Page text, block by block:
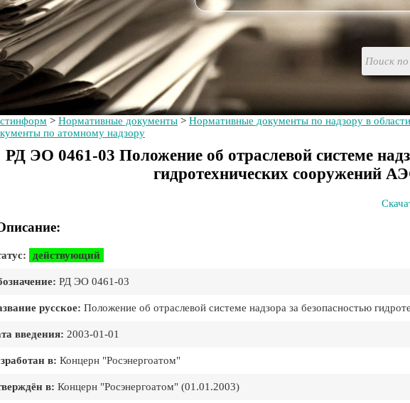
> Нормативные документы > Нормативные документы по надзору в области
по атомному надзору
РД ЭО 0461-03 Положение об отраслевой системе
гидротехнических сооружений
действующий
РД ЭО 0461-03
русское: Положение об отраслевой системе надзора за безопасностью
введения: 2003-01-01
в: Концерн "Росэнергоатом"
в: Концерн "Росэнергоатом" (01.01.2003)